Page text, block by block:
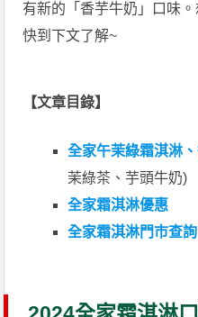
有新的「香芋牛奶」口味
快到下文了解~
【文章目錄】
全家午茉綠霜淇淋
茉綠茶、芋頭牛奶)
全家霜淇淋優惠
全家霜淇淋門市查詢